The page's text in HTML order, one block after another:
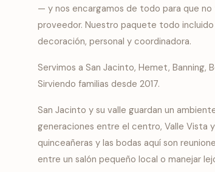
— y nos encargamos de todo para que
proveedor. Nuestro paquete todo incluido
decoración, personal y coordinadora.
Servimos a San Jacinto, Hemet, Banning,
Sirviendo familias desde 2017.
San Jacinto y su valle guardan un
generaciones entre el centro, Valle Vista
quinceañeras y las bodas aquí son
entre un salón pequeño local o manejar